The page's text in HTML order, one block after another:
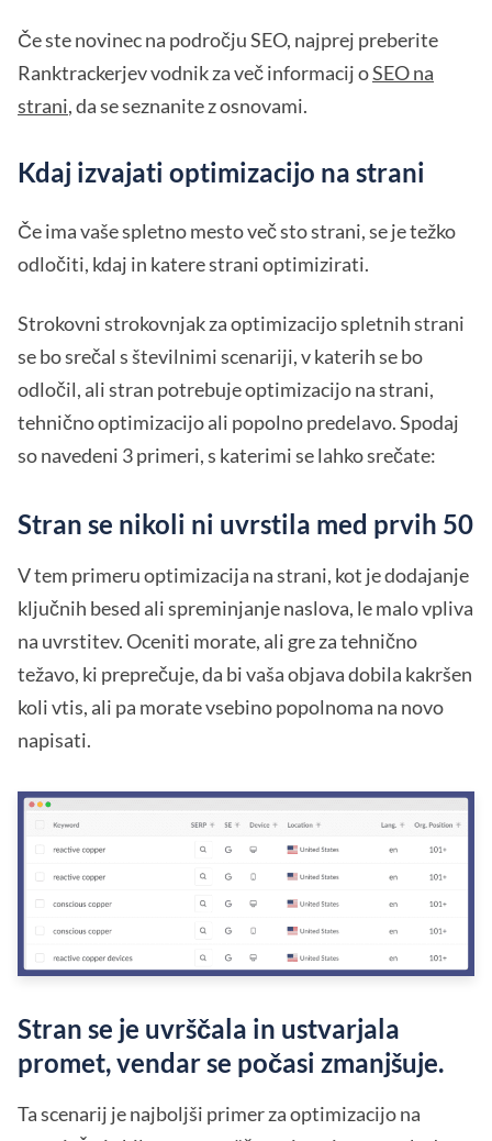
Če ste novinec na področju SEO, najprej preberite
Ranktrackerjev vodnik za več informacij oSEO na
strani, da se seznanite z osnovami.
Kdaj izvajati optimizacijo na strani
Če ima vaše spletno mesto več sto strani, se je težko
odločiti, kdaj in katere strani optimizirati.
Strokovni strokovnjak za optimizacijo spletnih strani
se bo srečal s številnimi scenariji, v katerih se bo
odločil, ali stran potrebuje optimizacijo na strani,
tehnično optimizacijo ali popolno predelavo. Spodaj
so navedeni 3 primeri, s katerimi se lahko srečate:
Stran se nikoli ni uvrstila med prvih 50
V tem primeru optimizacija na strani, kot je dodajanje
ključnih besed ali spreminjanje naslova, le malo vpliva
na uvrstitev. Oceniti morate, ali gre za tehnično
težavo, ki preprečuje, da bi vaša objava dobila kakršen
koli vtis, ali pa morate vsebino popolnoma na novo
napisati.
Stran se je uvrščala in ustvarjala
promet, vendar se počasi zmanjšuje.
Ta scenarij je najboljši primer za optimizacijo na